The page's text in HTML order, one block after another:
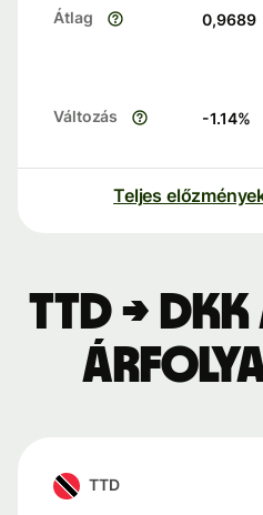
Átlag 0,9689
Változás -1.14%
Teljes
TTD →
TTD